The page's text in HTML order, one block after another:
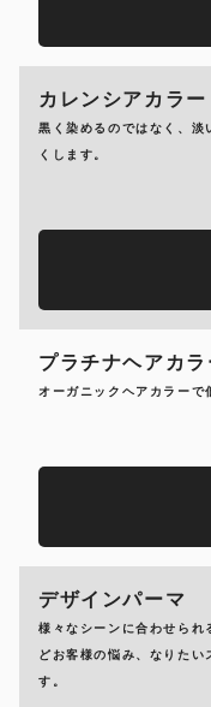
カレンシアカラー
黒く染めるのではなく、淡
くします。
プラチナヘアカラ
オーガニックヘアカラーで
デザインパーマ
様々なシーンに合わせられ
どお客様の悩み、なりたい
す。